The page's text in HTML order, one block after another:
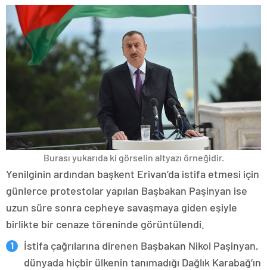
Burası yukarıda ki görselin altyazı örneğidir.
Yenilginin ardından başkent Erivan’da istifa etmesi için
günlerce protestolar yapılan Başbakan Paşinyan ise
uzun süre sonra cepheye savaşmaya giden eşiyle
birlikte bir cenaze töreninde görüntülendi.
İstifa çağrılarına direnen Başbakan Nikol Paşinyan,
dünyada hiçbir ülkenin tanımadığı Dağlık Karabağ’ın